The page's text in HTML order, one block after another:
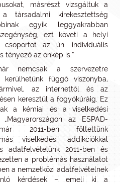
másrészt vizsgáltuk a
társadalmi kirekesztettség
egyik leggyakrabban
ezt követi a helyi
az ún. individuális
tényező az önkép is.”
nemcsak a szervezetre
függő viszonyba,
az internettől és az
keresztül a fogyókúráig. Ez
a kémiai és a viselkedési
az ESPAD-
2011-ben föltettünk
viselkedési addikciókkal
adatfelvételünk 2011-ben és
a problémás használatot
a nemzetközi adatfelvételnek
kérdések – emeli ki a